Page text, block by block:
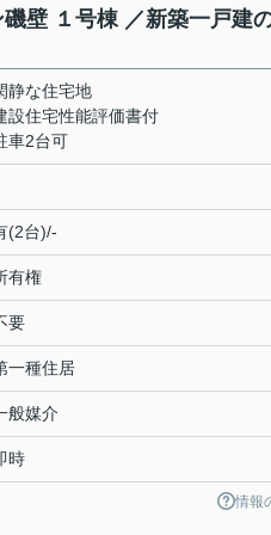
壁 １号棟 ／新築一戸建
静な住宅地
設住宅性能評価書付
車2台可
(2台)/-
有権
要
一種住居
般媒介
時
情報